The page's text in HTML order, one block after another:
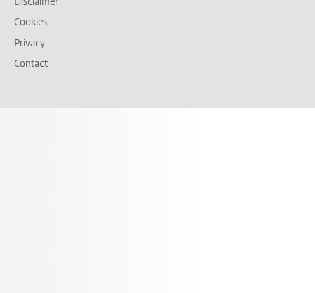
Cookies
Privacy
Contact